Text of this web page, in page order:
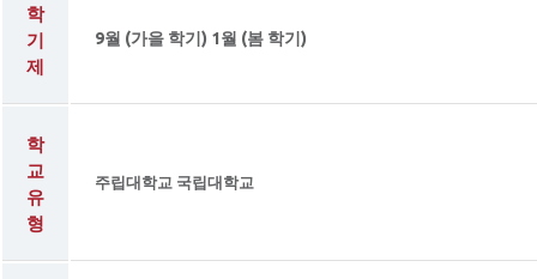
학
기
제
9월 (가을 학기) 1월 (봄 학기)
학
교
유
형
주립대학교 국립대학교